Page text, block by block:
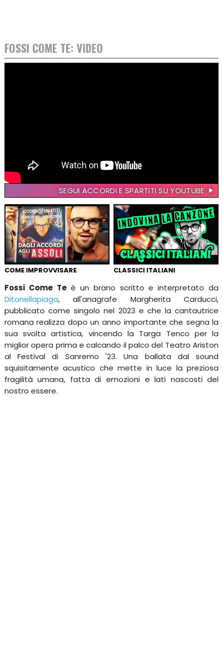
FOSSI COME TE: VIDEO
SEGUI ACCORDI E SPARTITI SU YOUTUBE
COME IMPROVVISARE CLASSICI ITALIANI
Fossi Come Teè un brano scritto e interpretato da
Ditonellapiaga, all'anagrafe Margherita Carducci,
pubblicato come singolo nel 2023 e che la cantautrice
romana realizza dopo un anno importante che segna la
sua svolta artistica, vincendo la Targa Tenco per la
miglior opera prima e calcando il palco del Teatro Ariston
al Festival di Sanremo '23. Una ballata dal sound
squisitamente acustico che mette in luce la preziosa
fragilità umana, fatta di emozioni e lati nascosti del
nostro essere.